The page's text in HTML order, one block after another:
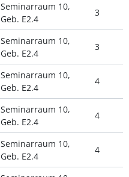
Seminarraum 10,
Geb. E2.4
3
Seminarraum 10,
Geb. E2.4
3
Seminarraum 10,
Geb. E2.4
4
Seminarraum 10,
Geb. E2.4
4
Seminarraum 10,
Geb. E2.4
4